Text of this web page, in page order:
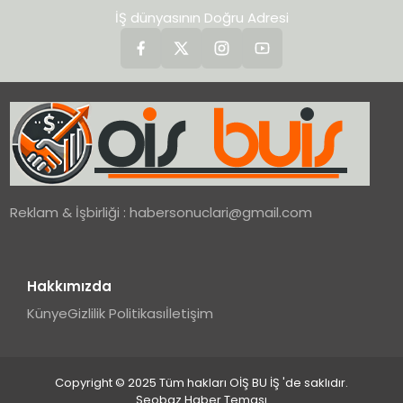
İŞ dünyasının Doğru Adresi
Reklam & İşbirliği :habersonuclari@gmail.com
Hakkımızda
KünyeGizlilik Politikasıİletişim
Copyright © 2025 Tüm hakları OİŞ BU İŞ 'de saklıdır.